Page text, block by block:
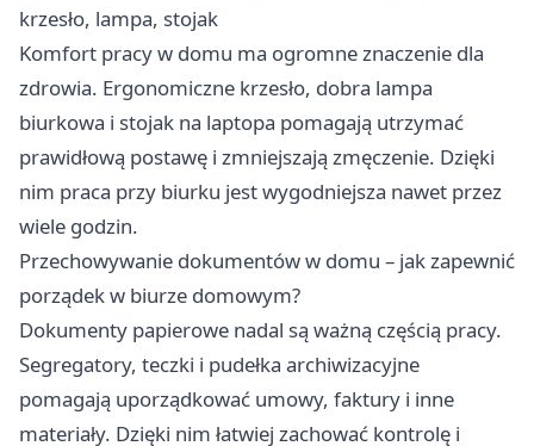
krzesło, lampa, stojak
Komfort pracy w domu ma ogromne znaczenie dla
zdrowia. Ergonomiczne krzesło, dobra lampa
biurkowa i stojak na laptopa pomagają utrzymać
prawidłową postawę i zmniejszają zmęczenie. Dzięki
nim praca przy biurku jest wygodniejsza nawet przez
wiele godzin.
Przechowywanie dokumentów w domu – jak zapewnić
porządek w biurze domowym?
Dokumenty papierowe nadal są ważną częścią pracy.
Segregatory, teczki i pudełka archiwizacyjne
pomagają uporządkować umowy, faktury i inne
materiały. Dzięki nim łatwiej zachować kontrolę i